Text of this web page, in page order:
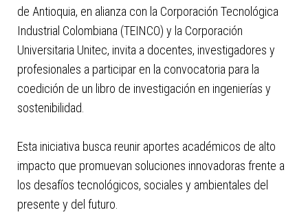
de Antioquia, en alianza con la Corporación Tecnológica
Industrial Colombiana (TEINCO) y la Corporación
Universitaria Unitec, invita a docentes, investigadores y
profesionales a participar en la convocatoria para la
coedición de un libro de investigación en ingenierías y
sostenibilidad.
Esta iniciativa busca reunir aportes académicos de alto
impacto que promuevan soluciones innovadoras frente a
los desafíos tecnológicos, sociales y ambientales del
presente y del futuro.